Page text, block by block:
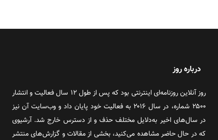
درباره روز
روز آنلاین روزنامه‌ای اینترنتی بود که پس از طول ۱۲ سال فعالیت و انتشار
۲۵۰۰ شماره، در سال ۲۰۱۶ به فعالیت خود پایان داد و وب‌سایت آن نیز
در سال‌های اخیر به‌دلایل مختلف حذف و از دسترس خارج شد. آرشیوی
که در حال حاضر مشاهده می‌کنید، بخشی از مقالات و گزارش‌های منتشر